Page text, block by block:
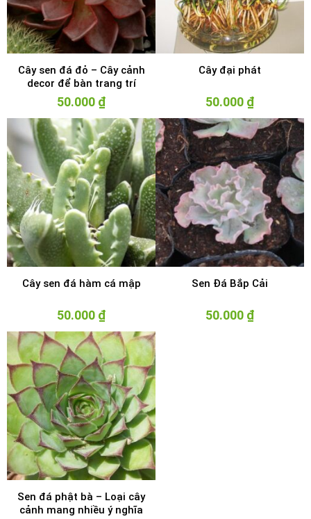
Cây sen đá đỏ – Cây cảnh
decor để bàn trang trí
50.000 ₫
Cây đại phát
50.000 ₫
Cây sen đá hàm cá mập
50.000 ₫
Sen Đá Bắp Cải
50.000 ₫
Sen đá phật bà – Loại cây
cảnh mang nhiều ý nghĩa